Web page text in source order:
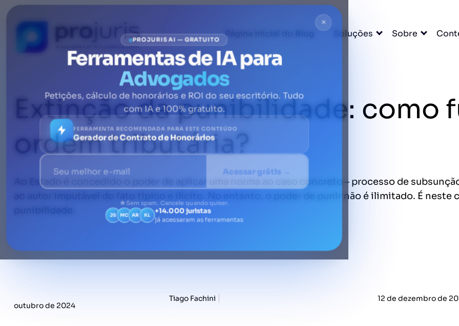
Página inicial do Blog Soluções Sobre
Extinção da punibilidade: como
ordem tributária?
Ao Estado é concedido o poder de aplicar uma norma ao caso concreto – processo de
ao autor imputável do fato típico e ilícito. No entanto, o poder de punir não é ilimitado. É neste
Tiago Fachini 12 de dezembro de
outubro de 2024
×
PROJURIS AI — GRATUITO
Ferramentas de IA para
Advogados
Petições, cálculo de honorários e ROI do seu escritório. Tudo
com IA e 100% gratuito.
FERRAMENTA RECOMENDADA PARA ESTE CONTEÚDO
Gerador de Contrato de Honorários
Acessar grátis →
Sem spam. Cancele quando quiser.
JS MC AR KL +14.000 juristas
já acessaram as ferramentas